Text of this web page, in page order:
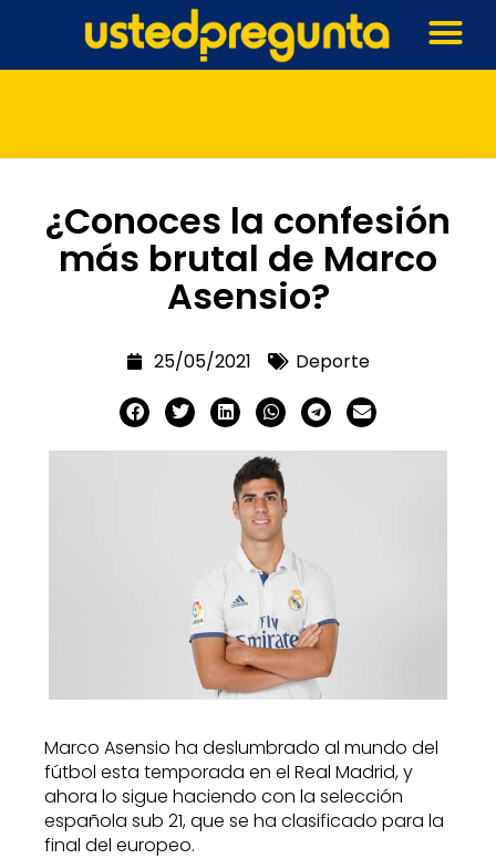
¿Conoces la confesión
más brutal de Marco
Asensio?
25/05/2021 Deporte
Marco Asensio ha deslumbrado al mundo del
fútbol esta temporada en el Real Madrid, y
ahora lo sigue haciendo con la selección
española sub 21, que se ha clasificado para la
final del europeo.